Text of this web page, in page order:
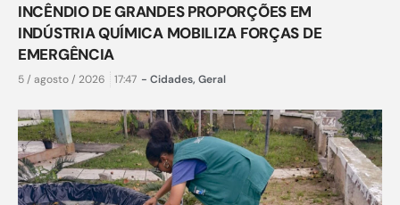
INCÊNDIO DE GRANDES PROPORÇÕES EM
INDÚSTRIA QUÍMICA MOBILIZA FORÇAS DE
EMERGÊNCIA
5 / agosto / 2026 17:47 - Cidades, Geral